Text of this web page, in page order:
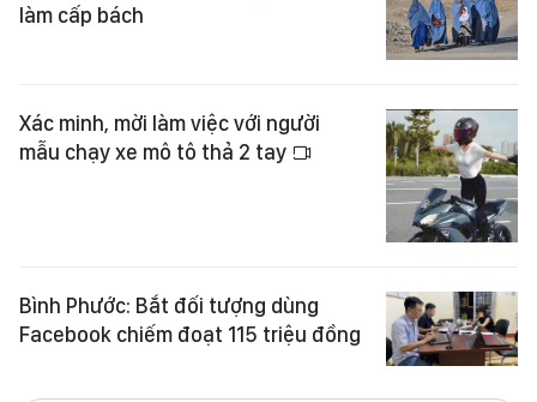
làm cấp bách
Xác minh, mời làm việc với người
mẫu chạy xe mô tô thả 2 tay
Bình Phước: Bắt đối tượng dùng
Facebook chiếm đoạt 115 triệu đồng